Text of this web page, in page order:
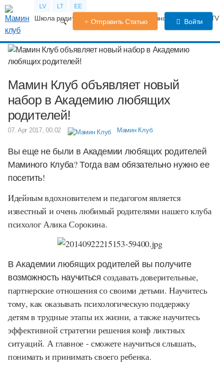
LV LT EE
Школа родителей Календарь беременности Форум
Отправить Статью Войти
Мамин Клуб объявляет новый
набор в Академию любящих
родителей!
07. Apr 2017, 00:02 Мамин Клуб
Вы еще не были в Академии любящих родителей
Маминого Клуба? Тогда вам обязательно нужно ее
посетить!
Идейным вдохновителем и педагогом является
известный и очень любимый родителями нашего клуба
психолог Алика Сорокина.
В Академии любящих родителей вы получите
возможность научиться создавать доверительные,
партнерские отношения со своими детьми. Научитесь
тому, как оказывать психологическую поддержку
детям в трудные этапы их жизни, а также научитесь
эффективной стратегии решения конф ликтных
ситуаций. А главное - сможете научиться слышать,
понимать и принимать своего ребенка.